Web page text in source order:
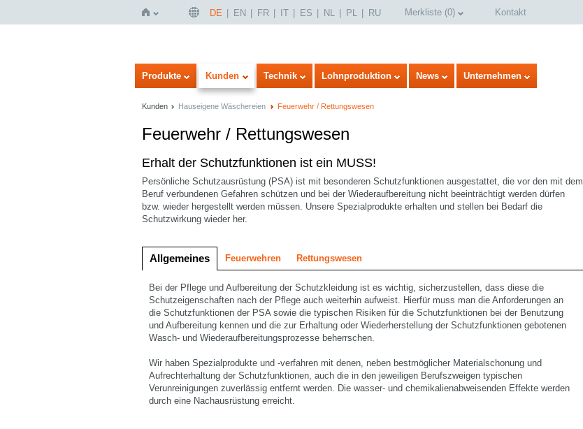
Startseite
DE EN FR IT ES NL PL RU Merkliste (0) Kontakt
Produkte Kunden Technik Lohnproduktion News Unternehmen
Kunden Hauseigene Wäschereien Feuerwehr / Rettungswesen
Feuerwehr / Rettungswesen
Erhalt der Schutzfunktionen ist ein MUSS!
Persönliche Schutzausrüstung (PSA) ist mit besonderen Schutzfunktionen ausgestattet, die vor den mit dem
Beruf verbundenen Gefahren schützen und bei der Wiederaufbereitung nicht beeinträchtigt werden dürfen
bzw. wieder hergestellt werden müssen. Unsere Spezialprodukte erhalten und stellen bei Bedarf die
Schutzwirkung wieder her.
Allgemeines Feuerwehren Rettungswesen
Bei der Pflege und Aufbereitung der Schutzkleidung ist es wichtig, sicherzustellen, dass diese die
Schutzeigenschaften nach der Pflege auch weiterhin aufweist. Hierfür muss man die Anforderungen an
die Schutzfunktionen der PSA sowie die typischen Risiken für die Schutzfunktionen bei der Benutzung
und Aufbereitung kennen und die zur Erhaltung oder Wiederherstellung der Schutzfunktionen gebotenen
Wasch- und Wiederaufbereitungsprozesse beherrschen.
Wir haben Spezialprodukte und -verfahren mit denen, neben bestmöglicher Materialschonung und
Aufrechterhaltung der Schutzfunktionen, auch die in den jeweiligen Berufszweigen typischen
Verunreinigungen zuverlässig entfernt werden. Die wasser- und chemikalienabweisenden Effekte werden
durch eine Nachausrüstung erreicht.
Listendarstellung